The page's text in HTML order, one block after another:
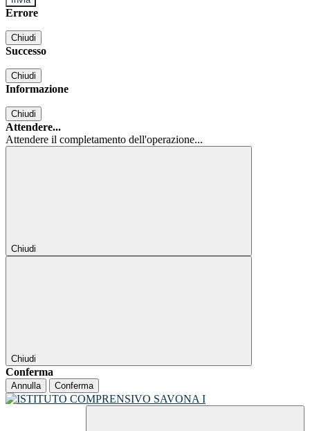
Errore
Chiudi
Successo
Chiudi
Informazione
Chiudi
Attendere...
Attendere il completamento dell'operazione...
Chiudi
Chiudi
Conferma
Annulla Conferma